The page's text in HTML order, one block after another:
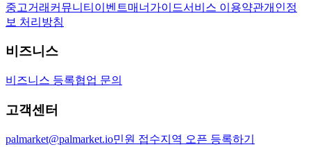
중고거래 커뮤니티 이벤트매너가이드서비스 이용약관개인정
보 처리방침
비즈니스
비즈니스 등록협업 문의
고객센터
palmarket@palmarket.io민원 접수지역 오픈 등록하기